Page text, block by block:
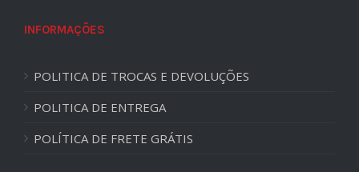
INFORMAÇÕES
POLITICA DE TROCAS E DEVOLUÇÕES
POLITICA DE ENTREGA
POLÍTICA DE FRETE GRÁTIS